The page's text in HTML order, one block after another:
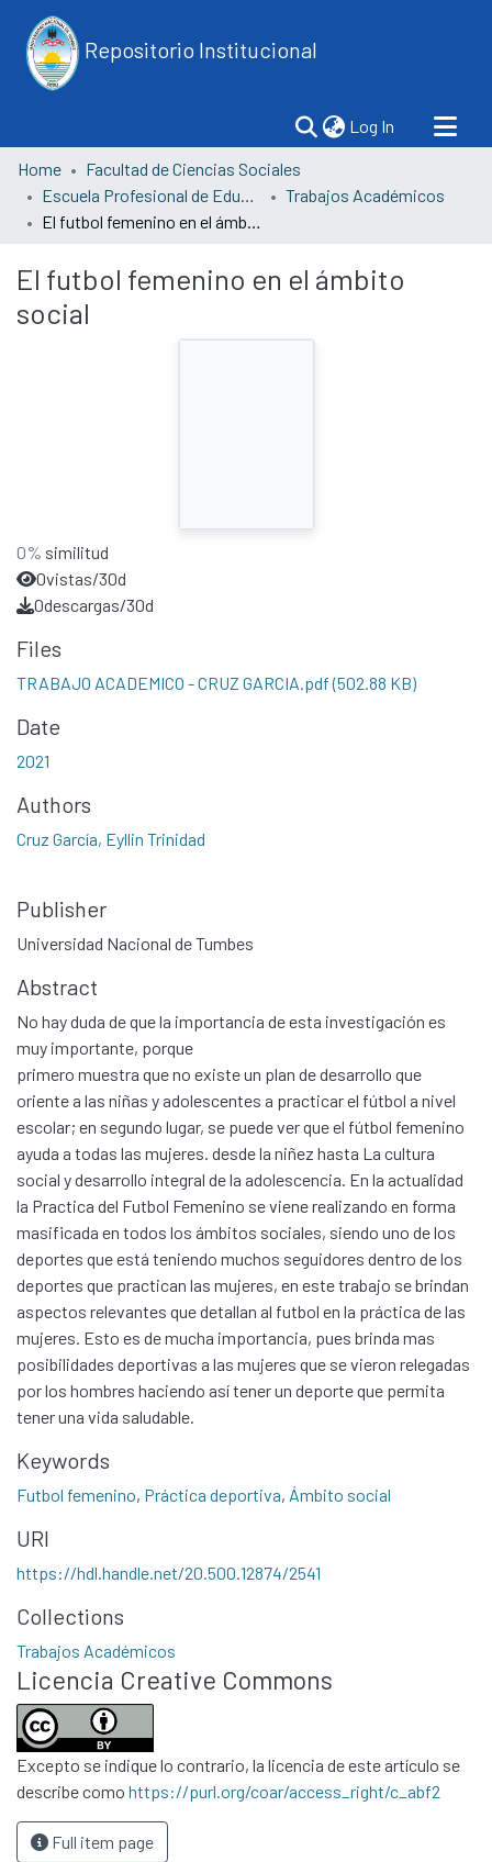
Repositorio Institucional
Log In (current)
All of DSpace
Statistics
Contacto
Políticas
Home
Facultad de Ciencias Sociales
Escuela Profesional de Educación
Trabajos Académicos
El futbol femenino en el ámbito social
El futbol femenino en el ámbito
social
0% similitud
0vistas/30d
0descargas/30d
Files
TRABAJO ACADEMICO - CRUZ GARCIA.pdf(502.88 KB)
Date
2021
Authors
Cruz García, Eyllin Trinidad
Publisher
Universidad Nacional de Tumbes
Abstract
No hay duda de que la importancia de esta investigación es
muy importante, porque
primero muestra que no existe un plan de desarrollo que
oriente a las niñas y adolescentes a practicar el fútbol a nivel
escolar; en segundo lugar, se puede ver que el fútbol femenino
ayuda a todas las mujeres. desde la niñez hasta La cultura
social y desarrollo integral de la adolescencia. En la actualidad
la Practica del Futbol Femenino se viene realizando en forma
masificada en todos los ámbitos sociales, siendo uno de los
deportes que está teniendo muchos seguidores dentro de los
deportes que practican las mujeres, en este trabajo se brindan
aspectos relevantes que detallan al futbol en la práctica de las
mujeres. Esto es de mucha importancia, pues brinda mas
posibilidades deportivas a las mujeres que se vieron relegadas
por los hombres haciendo así tener un deporte que permita
tener una vida saludable.
Keywords
Futbol femenino, Práctica deportiva, Ámbito social
URI
https://hdl.handle.net/20.500.12874/2541
Collections
Trabajos Académicos
Licencia Creative Commons
Excepto se indique lo contrario, la licencia de este artículo se
describe como https://purl.org/coar/access_right/c_abf2
Full item page